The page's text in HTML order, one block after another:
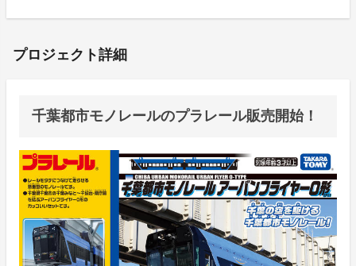
プロジェクト詳細
千葉都市モノレールのプラレール販売開始！